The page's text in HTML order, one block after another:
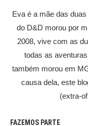
Eva é a mãe das
do D&D morou por
2008, vive com as
todas as
também morou em
causa dela, este
(extra-
FAZEMOS PARTE